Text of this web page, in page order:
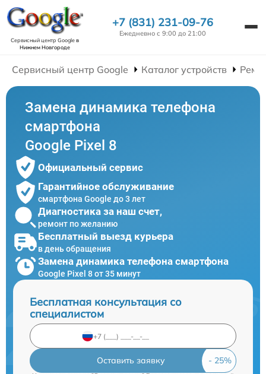
Сервисный центр Googleв
Нижнем Новгороде
+7 (831) 231-09-76
Ежедневно с 9:00 до 21:00
Сервисный центр Google Каталог устройств
Замена динамика телефона
смартфона
Google Pixel 8
Официальный сервис
Гарантийное обслуживание
смартфона Google до 3 лет
Диагностика за наш счет,
ремонт по желанию
Бесплатный выезд курьера
в день обращения
Замена динамика телефона смартфона
Google Pixel 8 от 35 минут
Бесплатная консультация со
специалистом
Оставить заявку